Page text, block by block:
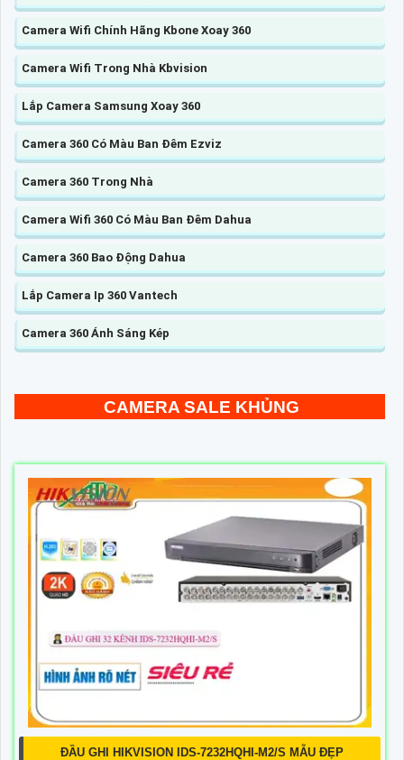
Camera Wifi Chính Hãng Kbone Xoay 360
Camera Wifi Trong Nhà Kbvision
Lắp Camera Samsung Xoay 360
Camera 360 Có Màu Ban Đêm Ezviz
Camera 360 Trong Nhà
Camera Wifi 360 Có Màu Ban Đêm Dahua
Camera 360 Bao Động Dahua
Lắp Camera Ip 360 Vantech
Camera 360 Ánh Sáng Kép
CAMERA SALE KHỦNG
ĐẦU GHI HIKVISION IDS-7232HQHI-M2/S MẪU ĐẸP